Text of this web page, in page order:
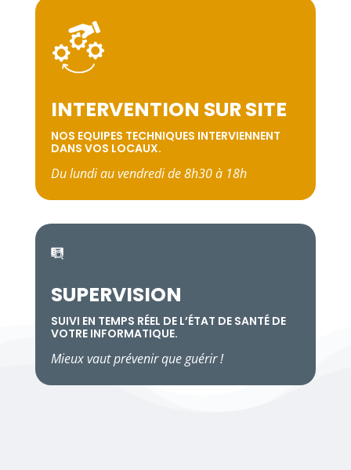
INTERVENTION SUR SITE
NOS EQUIPES TECHNIQUES INTERVIENNENT
DANS VOS LOCAUX.
Du lundi au vendredi de 8h30 à 18h
SUPERVISION
SUIVI EN TEMPS RÉEL DE L’ÉTAT DE SANTÉ DE
VOTRE INFORMATIQUE.
Mieux vaut prévenir que guérir !